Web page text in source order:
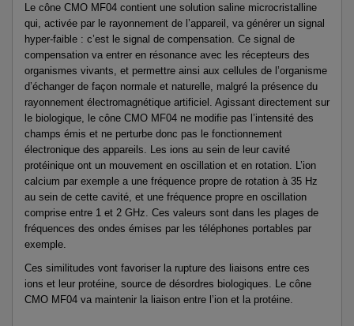
Le cône CMO MF04 contient une solution saline microcristalline
qui, activée par le rayonnement de l’appareil, va générer un signal
hyper-faible : c’est le signal de compensation. Ce signal de
compensation va entrer en résonance avec les récepteurs des
organismes vivants, et permettre ainsi aux cellules de l’organisme
d’échanger de façon normale et naturelle, malgré la présence du
rayonnement électromagnétique artificiel. Agissant directement sur
le biologique, le cône CMO MF04 ne modifie pas l’intensité des
champs émis et ne perturbe donc pas le fonctionnement
électronique des appareils. Les ions au sein de leur cavité
protéinique ont un mouvement en oscillation et en rotation. L’ion
calcium par exemple a une fréquence propre de rotation à 35 Hz
au sein de cette cavité, et une fréquence propre en oscillation
comprise entre 1 et 2 GHz. Ces valeurs sont dans les plages de
fréquences des ondes émises par les téléphones portables par
exemple.
Ces similitudes vont favoriser la rupture des liaisons entre ces
ions et leur protéine, source de désordres biologiques. Le cône
CMO MF04 va maintenir la liaison entre l’ion et la protéine.